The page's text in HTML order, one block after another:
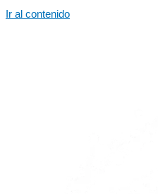
Ir al contenido